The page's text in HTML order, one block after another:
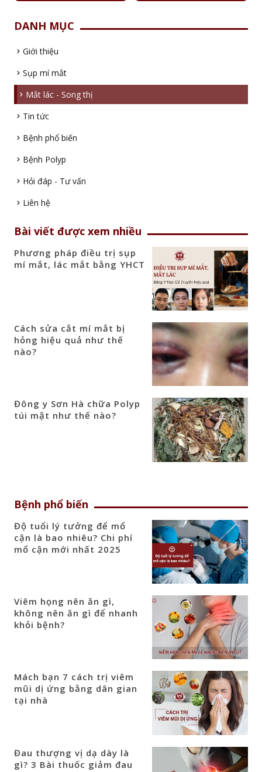
DANH MỤC
Giới thiệu
Sụp mí mắt
Mắt lác - Song thị
Tin tức
Bệnh phổ biến
Bệnh Polyp
Hỏi đáp - Tư vấn
Liên hệ
Bài viết được xem nhiều
Phương pháp điều trị sụp
mí mắt, lác mắt bằng YHCT
Cách sửa cắt mí mắt bị
hỏng hiệu quả như thế
nào?
Đông y Sơn Hà chữa Polyp
túi mật như thế nào?
Bệnh phổ biến
Độ tuổi lý tưởng để mổ
cận là bao nhiêu? Chi phí
mổ cận mới nhất 2025
Viêm họng nên ăn gì,
không nên ăn gì để nhanh
khỏi bệnh?
Mách bạn 7 cách trị viêm
mũi dị ứng bằng dân gian
tại nhà
Đau thượng vị dạ dày là
gì? 3 Bài thuốc giảm đau